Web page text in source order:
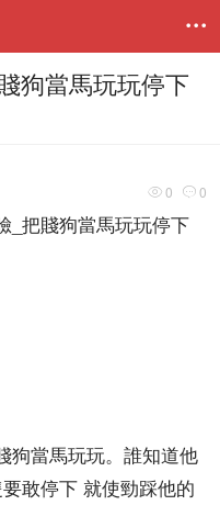

狗當馬玩玩停下
 0  0
_把賤狗當馬玩玩停下
狗當馬玩玩。誰知道他
敢停下 就使勁踩他的